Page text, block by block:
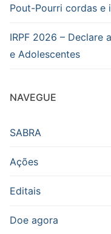
Pout-Pourri cordas e
IRPF 2026 – Declare
e Adolescentes
NAVEGUE
SABRA
Ações
Editais
Doe agora